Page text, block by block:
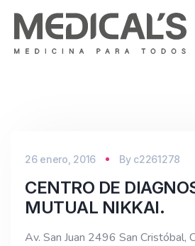
26 enero, 2016 By c2261278
CENTRO DE
MUTUAL NIKKAI.
Av. San Juan 2496 San Cristóbal,